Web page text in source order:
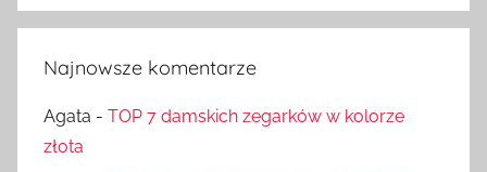
Najnowsze komentarze
Agata - TOP 7 damskich zegarków w kolorze
złota